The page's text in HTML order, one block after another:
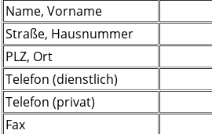
Name, Vorname
Straße, Hausnummer
PLZ, Ort
Telefon (dienstlich)
Telefon (privat)
Fax